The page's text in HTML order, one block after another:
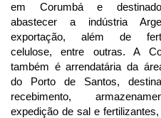
em Corumbá e
abastecer a indústria
exportação, além de
celulose, entre outras. A
também é arrendatária da
do Porto de Santos,
recebimento,
expedição de sal e fertilizantes,